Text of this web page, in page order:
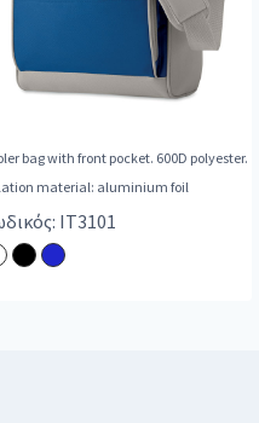
bag with front pocket. 600D polyester.
material: aluminium foil
IT3101